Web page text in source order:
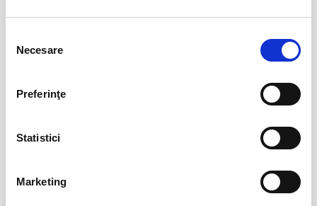
consimțământului
Necesare
Preferinţe
Statistici
Marketing
Bilete.ro intermediaza vanzarea biletelor pentru spectacole si
evenimente care se incadreaza in activitati si servicii; drept
urmare, in conformitate cu prevederile art.16 lit.l) din OUG
contractelor incheiate cu profesionistii, pentru vanzarea de
bilete pentru spectacole sau evenimente, cumparatorii nu isi pot